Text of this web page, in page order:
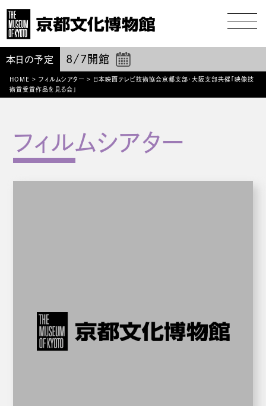
本日の予定 8/7 開館
HOME > フィルムシアター > 日本映画テレビ技術協会京都支部・大阪支部共催「映像技
術賞受賞作品を見る会」